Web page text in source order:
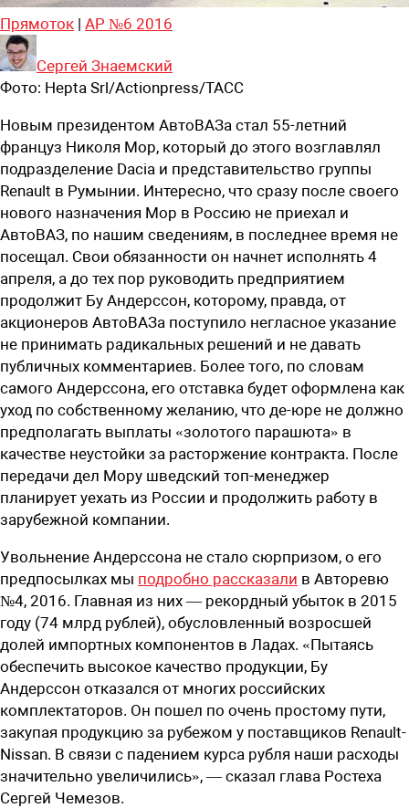
Прямоток | АР №6 2016
Сергей Знаемский
Фото: Hepta Srl/Actionpress/ТАСС
Новым президентом АвтоВАЗа стал 55-летний
француз Николя Мор, который до этого возглавлял
подразделение Dacia и представительство группы
Renault в Румынии. Интересно, что сразу после своего
нового назначения Мор в Россию не приехал и
АвтоВАЗ, по нашим сведениям, в последнее время не
посещал. Свои обязанности он начнет исполнять 4
апреля, а до тех пор руководить предприятием
продолжит Бу Андерссон, которому, правда, от
акционеров АвтоВАЗа поступило негласное указание
не принимать радикальных решений и не давать
публичных комментариев. Более того, по словам
самого Андерссона, его отставка будет оформлена как
уход по собственному желанию, что де-юре не должно
предполагать выплаты «золотого парашюта» в
качестве неустойки за расторжение контракта. После
передачи дел Мору шведский топ-менеджер
планирует уехать из России и продолжить работу в
зарубежной компании.
Увольнение Андерссона не стало сюрпризом, о его
предпосылках мы подробно рассказали в Авторевю
№4, 2016. Главная из них — рекордный убыток в 2015
году (74 млрд рублей), обусловленный возросшей
долей импортных компонентов в Ладах. «Пытаясь
обеспечить высокое качество продукции, Бу
Андерссон отказался от многих российских
комплектаторов. Он пошел по очень простому пути,
закупая продукцию за рубежом у поставщиков Renault-
Nissan. В связи с падением курса рубля наши расходы
значительно увеличились», — сказал глава Ростеха
Сергей Чемезов.